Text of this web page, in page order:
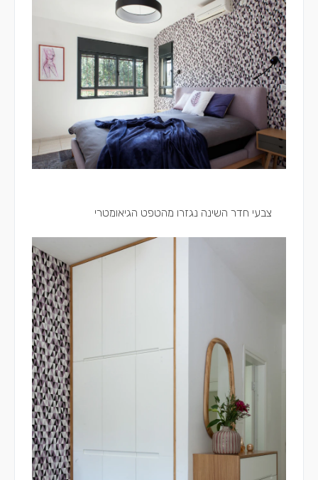
צבעי חדר השינה נגזרו מהטפט הגיאומטרי